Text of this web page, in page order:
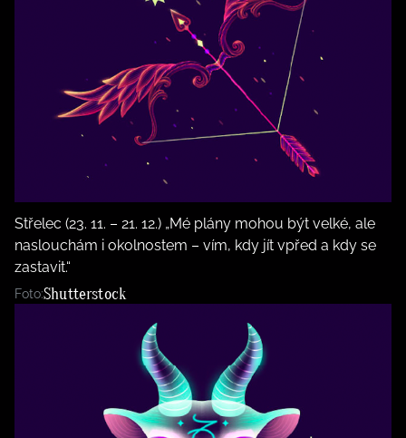
Střelec (23. 11. – 21. 12.) „Mé plány mohou být velké, ale
naslouchám i okolnostem – vím, kdy jít vpřed a kdy se
zastavit.“
Foto:Shutterstock